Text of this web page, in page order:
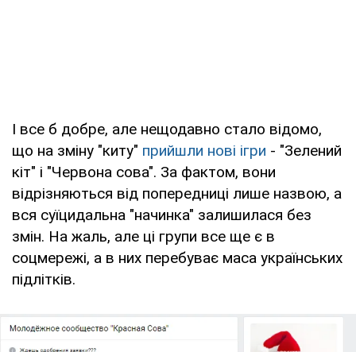
І все б добре, але нещодавно стало відомо,
що на зміну "киту" прийшли нові ігри - "Зелений
кіт" і "Червона сова". За фактом, вони
відрізняються від попередниці лише назвою, а
вся суїцидальна "начинка" залишилася без
змін. На жаль, але ці групи все ще є в
соцмережі, а в них перебуває маса українських
підлітків.